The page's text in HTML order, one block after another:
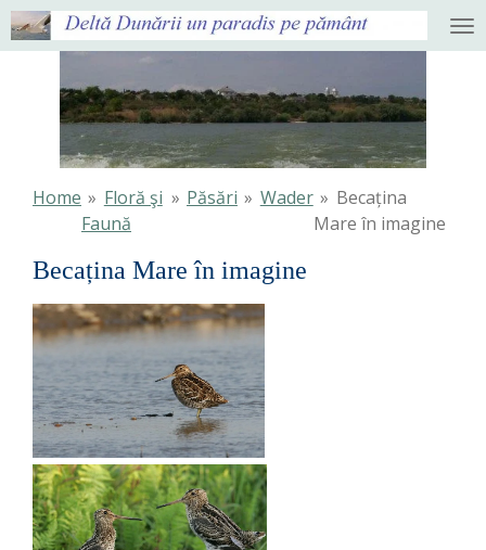
Ga
direct
hoofdinhoud
Home » Floră şi
Faună
» Păsări » Wader » Becațina
Mare în imagine
Becațina Mare în imagine